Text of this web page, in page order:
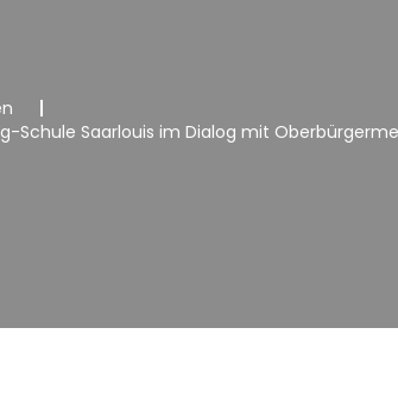
Saarlouis im Dialog mit